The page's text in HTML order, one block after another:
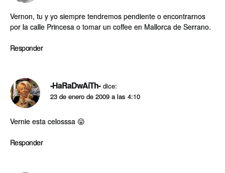
Vernon, tu y yo siempre tendremos pendiente o encontrarnos
por la calle Princesa o tomar un coffee en Mallorca de Serrano.
Responder
-HaRaDwAiTh- dice:
23 de enero de 2009 a las 4:10
Vernie esta celosssa 😛
Responder